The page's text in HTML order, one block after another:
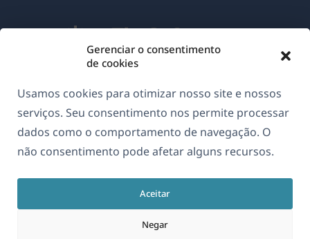
Gerenciar o consentimento
de cookies
Usamos cookies para otimizar nosso site e nossos
serviços. Seu consentimento nos permite processar
dados como o comportamento de navegação. O
não consentimento pode afetar alguns recursos.
Aceitar
Negar
Português
GDPR & Política de Privacidade
Junte-se à nossa equipe(abre
em
janela)
(abre
em
uma
nova
janela)
(abre
em
uma
nova
janela)
(abre
em
nova